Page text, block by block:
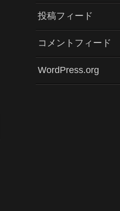
投稿フィード
コメントフィード
WordPress.org